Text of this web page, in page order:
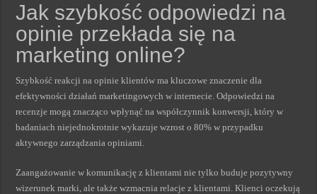
Jak szybkość odpowiedzi na
opinie przekłada się na
marketing online?
Szybkość reakcji na opinie klientów ma kluczowe znaczenie dla
efektywności działań marketingowych w internecie. Odpowiedzi na
recenzje mogą znacząco wpłynąć na współczynnik konwersji, który w
badaniach niejednokrotnie wykazuje wzrost o 80% w przypadku
aktywnego zarządzania opiniami.
Zaangażowanie w komunikację z klientami nie tylko buduje pozytywny
wizerunek marki, ale także wzmacnia relacje z klientami. Klienci oczekują